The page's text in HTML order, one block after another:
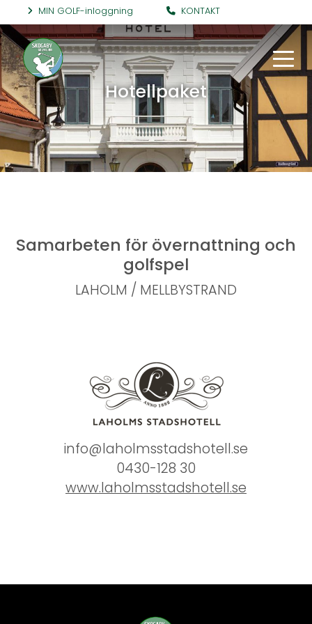
MIN GOLF-inloggning KONTAKT
Hotellpaket
Samarbeten för övernattning och
golfspel
LAHOLM / MELLBYSTRAND
info@laholmsstadshotell.se
0430-128 30
www.laholmsstadshotell.se